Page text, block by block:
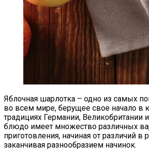
Издательство Simple
Совместно С
Представили
России 2023 Года.
Яблочная шарлотка – одно из самых
во всем мире, берущее свое начало в
традициях Германии, Великобритании
блюдо имеет множество различных
приготовления, начиная от различий в
заканчивая разнообразием начинок.